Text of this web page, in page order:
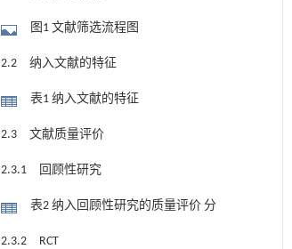
图1 文献筛选流程图
2.2 纳入文献的特征
表1 纳入文献的特征
2.3 文献质量评价
2.3.1 回顾性研究
表2 纳入回顾性研究的质量评价 分
2.3.2 RCT